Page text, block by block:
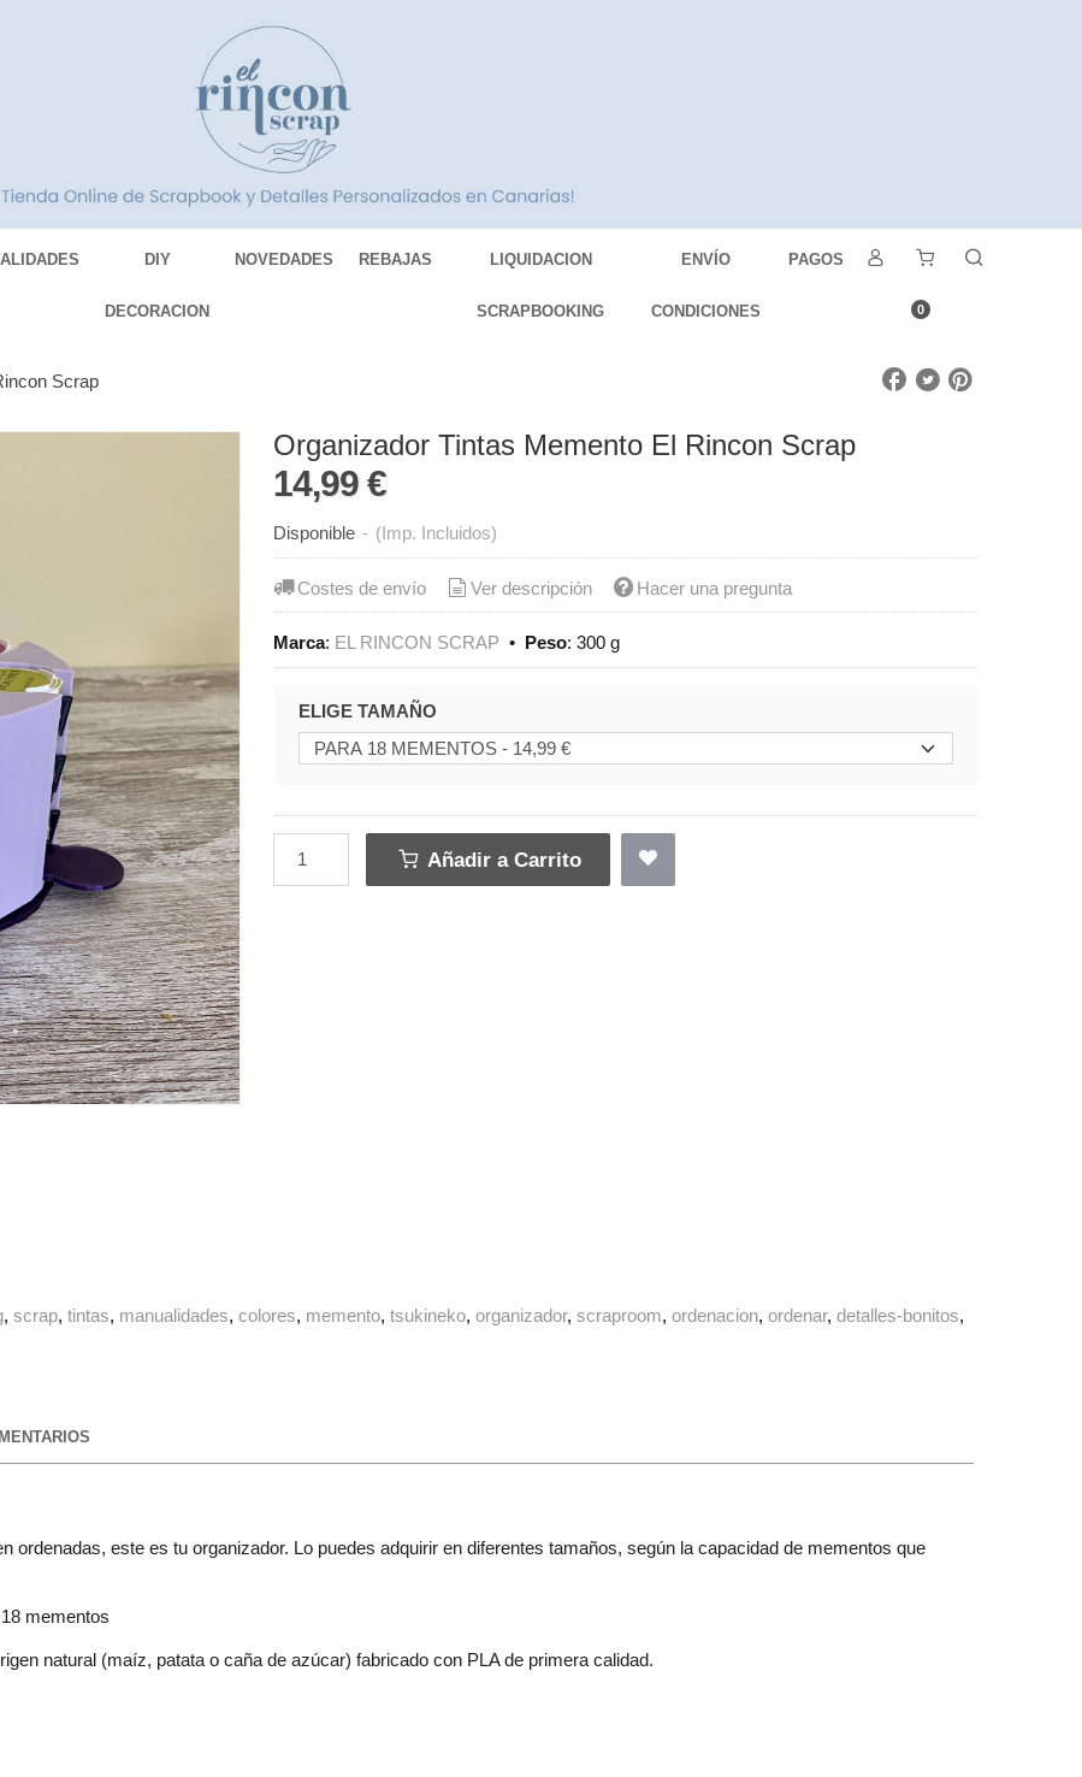
DIY
DECORACION
NOVEDADES REBAJAS LIQUIDACION
SCRAPBOOKING
ENVÍO
CONDICIONES
PAGOS
0
Scrap
Organizador Tintas Memento El Rincon Scrap
14,99 €
Disponible - (Imp. Incluidos)
Costes de envío Ver descripción Hacer una pregunta
Marca: EL RINCON SCRAP • Peso:300 g
ELIGE TAMAÑO
Añadir a Carrito
scrap tintas manualidades colores memento tsukineko organizador scraproom ordenacion ordenar detalles-bonitos
ordenadas, este es tu organizador. Lo puedes adquirir en diferentes tamaños, según la capacidad de mementos que
mementos
natural (maíz, patata o caña de azúcar) fabricado con PLA de primera calidad.